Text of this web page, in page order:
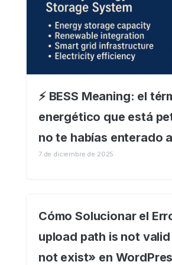
⚡️ BESS Meaning: el
energético que está
no te habías enterado
7 de diciembre de 2025
Cómo Solucionar el
upload path is not
not exist» en